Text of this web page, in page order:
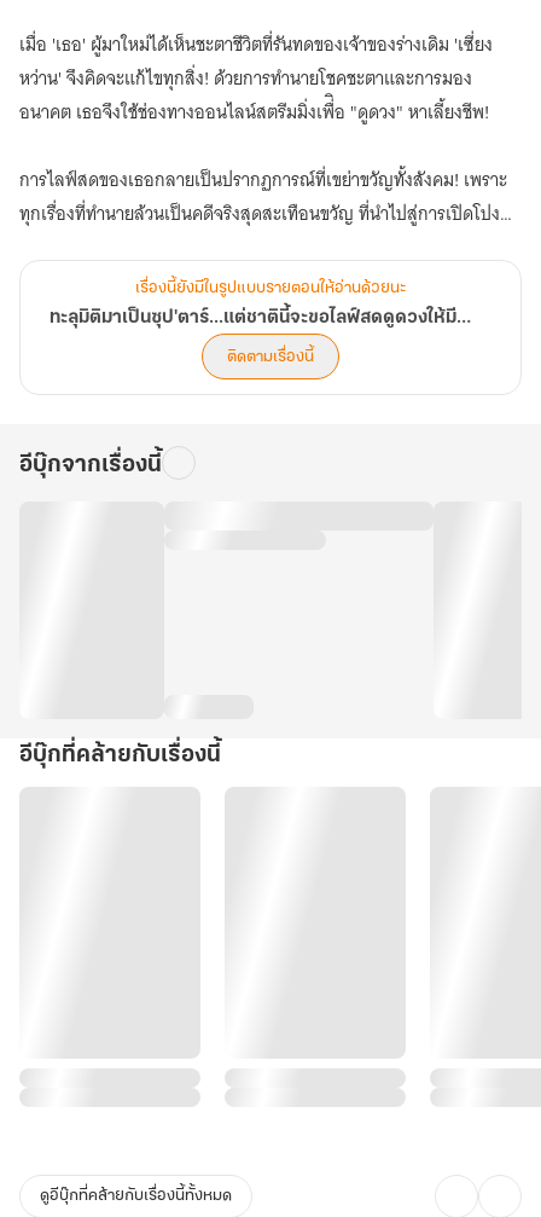
เล่ม
8
สด
ดูด
วง
ให้
มีชื่อ
เมื่อ 'เธอ' ผู้มาใหม่ได้เห็นชะตาชีวิตที่รันทดของเจ้าของร่างเดิม 'เซี่ยง
หว่าน' จึงคิดจะแก้ไขทุกสิ่ง! ด้วยการทำนายโชคชะตาและการมอง
อนาคต เธอจึงใช้ช่องทางออนไลน์สตรีมมิ่งเพื่ิอ "ดูดวง" หาเลี้ยงชีพ!
การไลฟ์สดของเธอกลายเป็นปรากฏการณ์ที่เขย่าขวัญทั้งสังคม! เพราะ
ทุกเรื่องที่ทำนายล้วนเป็นคดีจริงสุดสะเทือนขวัญ ที่นำไปสู่การเปิดโปง
320)
เรื่องนี้ยังมีในรูปแบบรายตอนให้อ่านด้วยนะ
ทะลุมิติมาเป็นซุป'ตาร์...แต่ชาตินี้จะขอไลฟ์สดดูดวงให้มีชื่อเสียง
ติดตามเรื่องนี้
อีบุ๊กจากเรื่องนี้
อีบุ๊กที่คล้ายกับเรื่องนี้
ดูอีบุ๊กที่คล้ายกับเรื่องนี้ทั้งหมด